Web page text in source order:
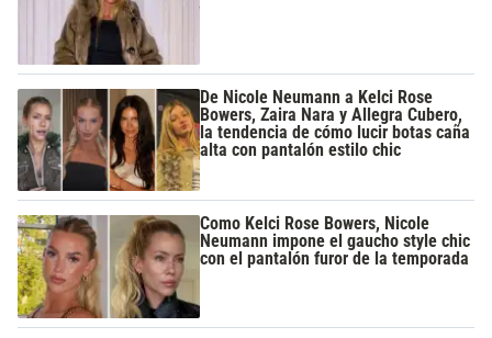
De Nicole Neumann a Kelci Rose
Bowers, Zaira Nara y Allegra Cubero,
la tendencia de cómo lucir botas caña
alta con pantalón estilo chic
Como Kelci Rose Bowers, Nicole
Neumann impone el gaucho style chic
con el pantalón furor de la temporada